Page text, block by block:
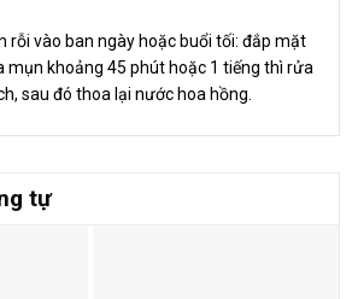
rỗi vào ban ngày hoặc buổi tối: đắp mặt
mụn khoảng 45 phút hoặc 1 tiếng thì rửa
sau đó thoa lại nước hoa hồng.
tự